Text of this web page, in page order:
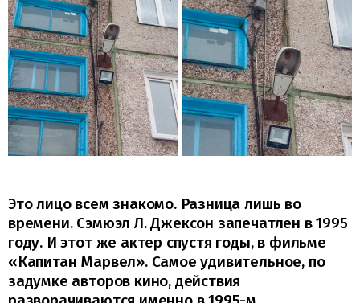
Это лицо всем знакомо. Разница лишь во
времени. Сэмюэл Л. Джексон запечатлен в 1995
году. И этот же актер спустя годы, в фильме
«Капитан Марвел». Самое удивительное, по
задумке авторов кино, действия